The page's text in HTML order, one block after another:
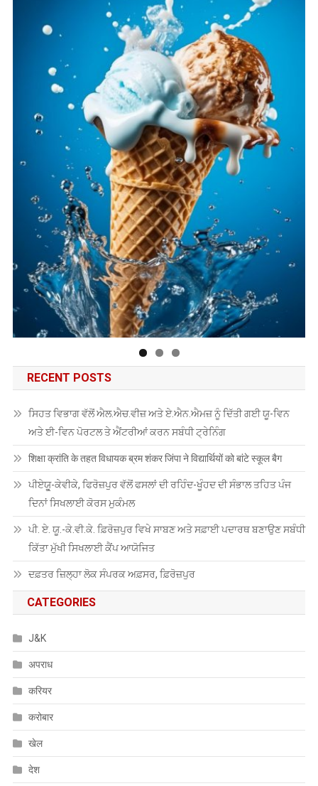
RECENT POSTS
ਸਿਹਤ ਵਿਭਾਗ ਵੱਲੋਂ ਐਲ.ਐਚ.ਵੀਜ਼ ਅਤੇ ਏ.ਐਨ.ਐਮਜ਼ ਨੂੰ ਦਿੱਤੀ ਗਈ ਯੂ-ਵਿਨ
ਅਤੇ ਈ-ਵਿਨ ਪੋਰਟਲ ਤੇ ਐਂਟਰੀਆਂ ਕਰਨ ਸਬੰਧੀ ਟ੍ਰੇਨਿੰਗ
शिक्षा क्रांति के तहत विधायक ब्रम शंकर जिंपा ने विद्यार्थियों को बांटे स्कूल बैग
ਪੀਏਯੂੑ-ਕੇਵੀਕੇ, ਫਿਰੋਜ਼ਪੁਰ ਵੱਲੋਂ ਫਸਲਾਂ ਦੀ ਰਹਿੰਦ-ਖੂੰਹਦ ਦੀ ਸੰਭਾਲ ਤਹਿਤ ਪੰਜ
ਦਿਨਾਂ ਸਿਖਲਾਈ ਕੋਰਸ ਮੁਕੰਮਲ
ਪੀ. ਏ. ਯੂ.-ਕੇ.ਵੀ.ਕੇ. ਫ਼ਿਰੋਜ਼ਪੁਰ ਵਿਖੇ ਸਾਬਣ ਅਤੇ ਸਫ਼ਾਈ ਪਦਾਰਥ ਬਣਾਉਣ ਸਬੰਧੀ
ਕਿੱਤਾ ਮੁੱਖੀ ਸਿਖਲਾਈ ਕੈਂਪ ਆਯੋਜਿਤ
ਦਫ਼ਤਰ ਜ਼ਿਲ੍ਹਾ ਲੋਕ ਸੰਪਰਕ ਅਫ਼ਸਰ, ਫ਼ਿਰੋਜ਼ਪੁਰ
CATEGORIES
J&K
अपराध
करियर
करोबार
खेल
देश